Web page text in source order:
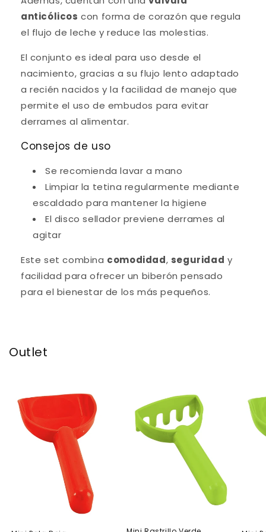
anticólicos con forma de corazón que regula
el flujo de leche y reduce las molestias.
El conjunto es ideal para uso desde el
nacimiento, gracias a su flujo lento adaptado
a recién nacidos y la facilidad de manejo que
permite el uso de embudos para evitar
derrames al alimentar.
Consejos de uso
Se recomienda lavar a mano
Limpiar la tetina regularmente mediante
escaldado para mantener la higiene
El disco sellador previene derrames al
agitar
Este set combina comodidad, seguridad y
facilidad para ofrecer un biberón pensado
para el bienestar de los más pequeños.
Outlet